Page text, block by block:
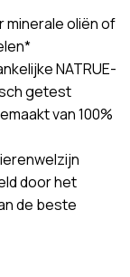
minerale oliën of
NATRUE-
getest
van 100%
door het
de beste